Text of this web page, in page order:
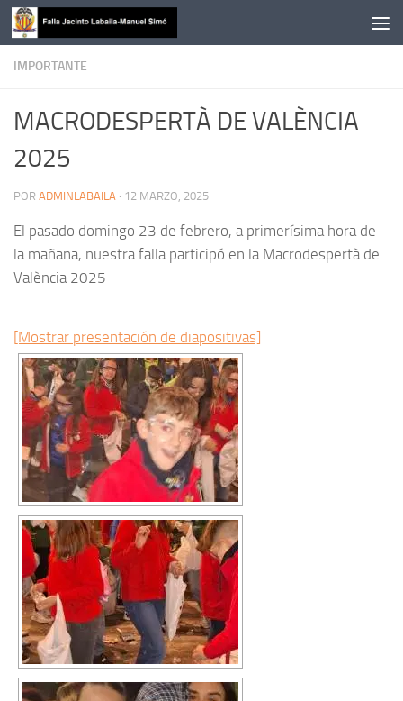
Saltar al contenido
IMPORTANTE
MACRODESPERTÀ DE VALÈNCIA
2025
POR ADMINLABAILA · 12 MARZO, 2025
El pasado domingo 23 de febrero, a primerísima hora de
la mañana, nuestra falla participó en la Macrodespertà de
València 2025
[Mostrar presentación de diapositivas]